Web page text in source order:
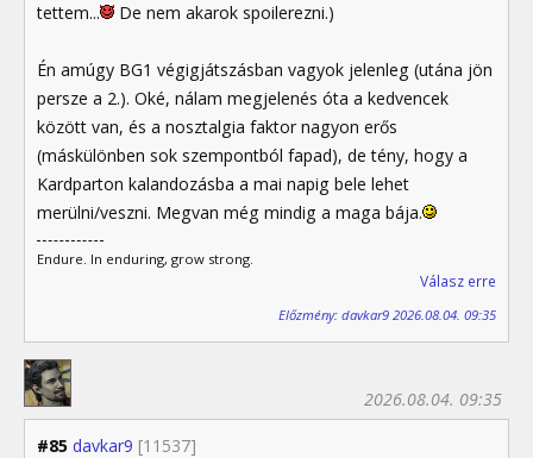
tettem...
De nem akarok spoilerezni.)
Én amúgy BG1 végigjátszásban vagyok jelenleg (utána jön
persze a 2.). Oké, nálam megjelenés óta a kedvencek
között van, és a nosztalgia faktor nagyon erős
(máskülönben sok szempontból fapad), de tény, hogy a
Kardparton kalandozásba a mai napig bele lehet
merülni/veszni. Megvan még mindig a maga bája.
Endure. In enduring, grow strong.
Válasz erre
Előzmény: davkar9 2026.08.04. 09:35
#85 davkar9 [11537]
2026.08.04. 09:35